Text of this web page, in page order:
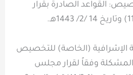
القواعد الصادرة بقرار
الإشرافية (الخاصة) للتخصيص
المشكلة وفقاً لقرار مجلس